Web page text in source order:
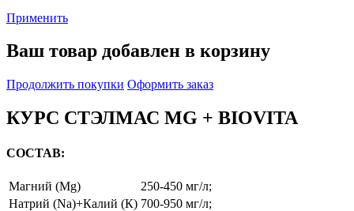
Применить
Ваш товар добавлен в корзину
Продолжить покупки Оформить заказ
КУРС СТЭЛМАС MG + BIOVITA
СОСТАВ:
Магний (Mg)
250-450 мг/л;
Натрий (Na)+Калий (К) 700-950 мг/л;